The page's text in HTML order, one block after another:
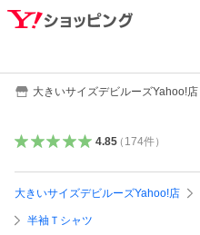
大きいサイズデビルーズYahoo!店
4.85（ 174件）
大きいサイズデビルーズYahoo!店
半袖Ｔシャツ